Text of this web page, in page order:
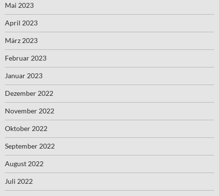
Mai 2023
April 2023
März 2023
Februar 2023
Januar 2023
Dezember 2022
November 2022
Oktober 2022
September 2022
August 2022
Juli 2022